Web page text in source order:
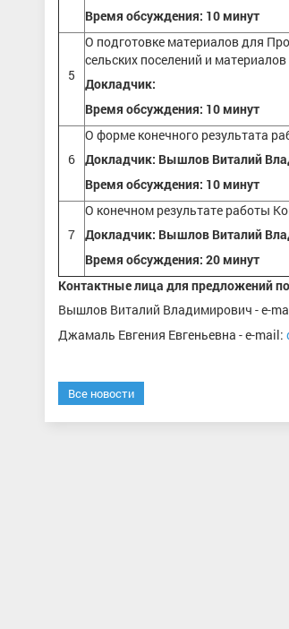
Время обсуждения: 10 минут
5
О подготовке материалов для
сельских поселений и
Докладчик:
Время обсуждения: 10 минут
6
О форме конечного результата
Докладчик: Вышлов Виталий
Время обсуждения: 10 минут
7
О конечном результате работы
Докладчик: Вышлов Виталий
Время обсуждения: 20 минут
Контактные лица для предложений
Вышлов Виталий Владимирович - e-
Джамаль Евгения Евгеньевна - e-mail:
Все новости